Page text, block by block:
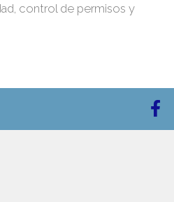
control de permisos y